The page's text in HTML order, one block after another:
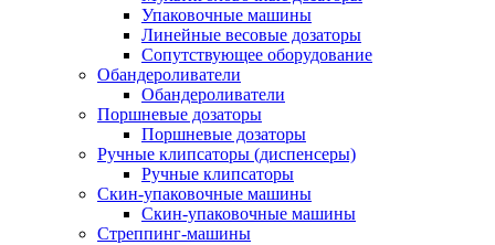
Упаковочные машины
Линейные весовые дозаторы
Сопутствующее оборудование
Обандероливатели
Обандероливатели
Поршневые дозаторы
Поршневые дозаторы
Ручные клипсаторы (диспенсеры)
Ручные клипсаторы
Скин-упаковочные машины
Скин-упаковочные машины
Стреппинг-машины